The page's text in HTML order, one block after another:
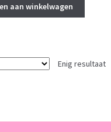
aan winkelwagen
Enig resultaat